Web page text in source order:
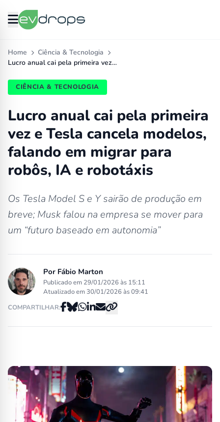
Home
Ciência & Tecnologia
Lucro anual cai pela primeira vez…
CIÊNCIA & TECNOLOGIA
Lucro anual cai pela primeira
vez e Tesla cancela modelos,
falando em migrar para
robôs, IA e robotáxis
Os Tesla Model S e Y sairão de produção em
breve; Musk falou na empresa se mover para
um “futuro baseado em autonomia”
Por Fábio Marton
Publicado em 29/01/2026 às 15:11
Atualizado em 30/01/2026 às 09:41
COMPARTILHAR: